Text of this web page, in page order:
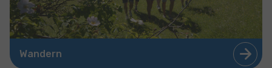
Wandern